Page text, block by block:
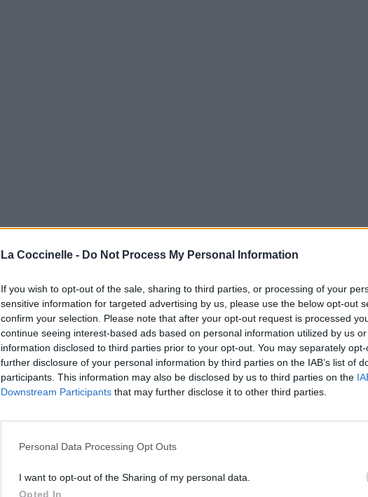
La Coccinelle - Do Not Process My Personal Information
If you wish to opt-out of the sale, sharing to third parties, or processing of your
sensitive information for targeted advertising by us, please use the below opt-out
confirm your selection. Please note that after your opt-out request is processed
continue seeing interest-based ads based on personal information utilized by us
information disclosed to third parties prior to your opt-out. You may separately
further disclosure of your personal information by third parties on the IAB’s list of
participants. This information may also be disclosed by us to third parties on the
Downstream Participants that may further disclose it to other third parties.
Personal Data Processing Opt Outs
I want to opt-out of the Sharing of my personal data.
Opted In